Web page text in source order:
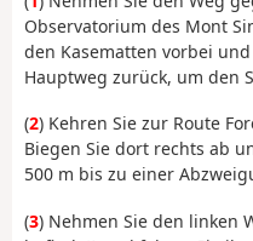
Observatorium des Mont
den Kasematten vorbei
Hauptweg zurück, um den
(2) Kehren Sie zur Route
Biegen Sie dort rechts ab
500 m bis zu einer
(3) Nehmen Sie den linken